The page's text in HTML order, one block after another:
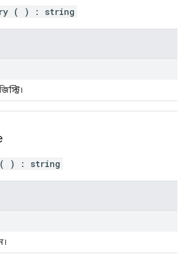
( ) : string
( ) : string